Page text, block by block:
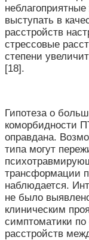
выступать в
расстройств
стрессовые
степени
[18].
Гипотеза о
коморбидности
оправдана.
типа могут
трансформации
наблюдается.
не было
клиническим
симптоматики по
расстройств